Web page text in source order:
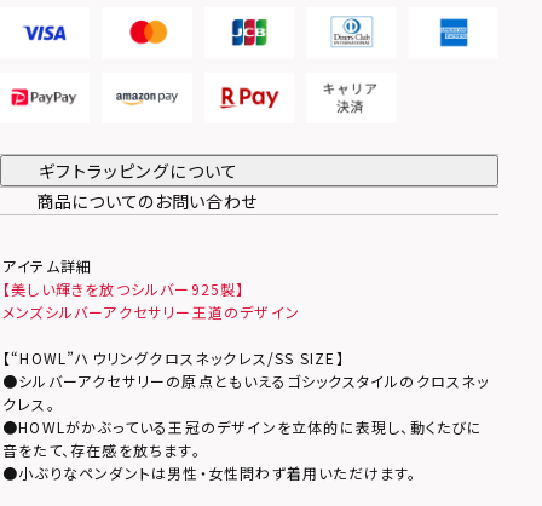
ギフトラッピングについて
商品についてのお問い合わせ
アイテム詳細
【美しい輝きを放つシルバー925製】
メンズシルバーアクセサリー王道のデザイン
【“HOWL”ハウリングクロスネックレス/SS SIZE】
●シルバーアクセサリーの原点ともいえるゴシックスタイルのクロスネッ
クレス。
●HOWLがかぶっている王冠のデザインを立体的に表現し、動くたびに
音をたて、存在感を放ちます。
●小ぶりなペンダントは男性・女性問わず着用いただけます。